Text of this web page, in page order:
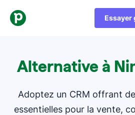
Essayer
Alternative à
Adoptez un CRM offrant
essentielles pour la vente,